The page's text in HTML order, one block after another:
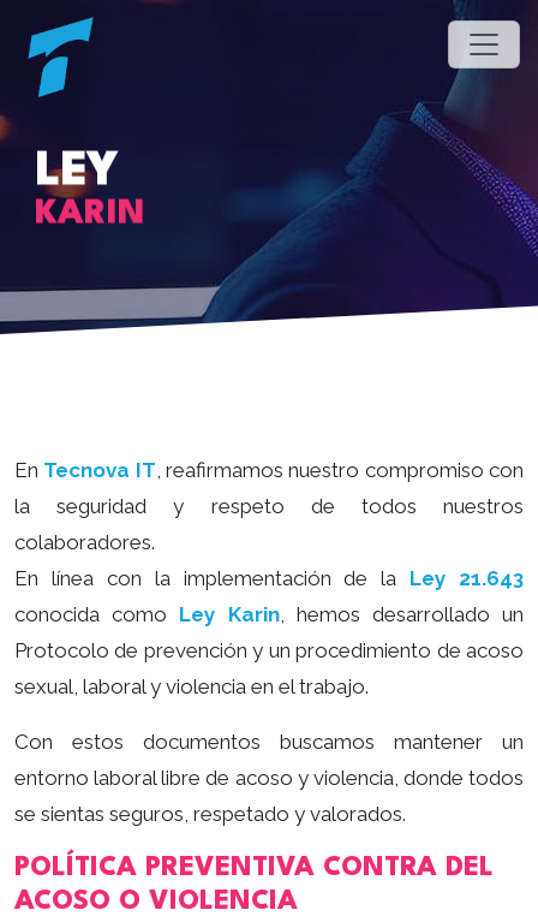
LEY
KARIN
En Tecnova IT , reafirmamos nuestro compromiso con
la seguridad y respeto de todos nuestros
colaboradores.
En línea con la implementación de la Ley 21.643
conocida como Ley Karin, hemos desarrollado un
Protocolo de prevención y un procedimiento de acoso
sexual, laboral y violencia en el trabajo.
Con estos documentos buscamos mantener un
entorno laboral libre de acoso y violencia, donde todos
se sientas seguros, respetado y valorados.
POLÍTICA PREVENTIVA CONTRA DEL
ACOSO O VIOLENCIA